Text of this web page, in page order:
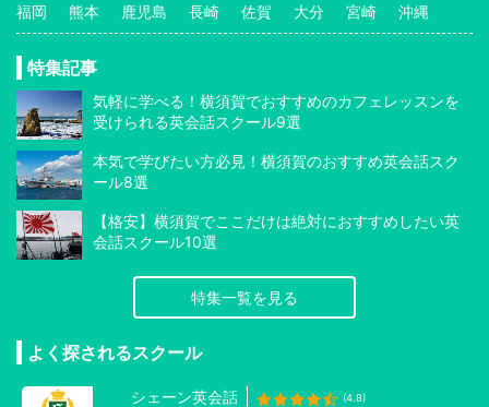
福岡 熊本 鹿児島 長崎 佐賀 大分 宮崎 沖縄
特集記事
気軽に学べる！横須賀でおすすめのカフェレッスンを
受けられる英会話スクール9選
本気で学びたい方必見！横須賀のおすすめ英会話スク
ール8選
【格安】横須賀でここだけは絶対におすすめしたい英
会話スクール10選
特集一覧を見る
よく探されるスクール
シェーン英会話 (4.8)